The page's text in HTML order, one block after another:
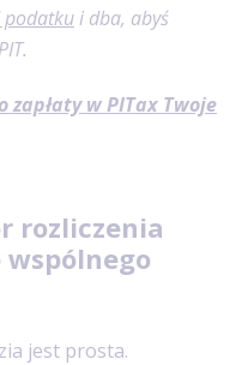
podatkui dba, abyś
w PITax Twoje
rozliczenia
jest prosta.